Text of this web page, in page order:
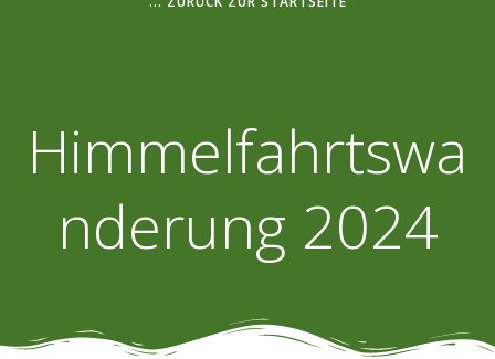
Himmelfahrtswa
nderung 2024